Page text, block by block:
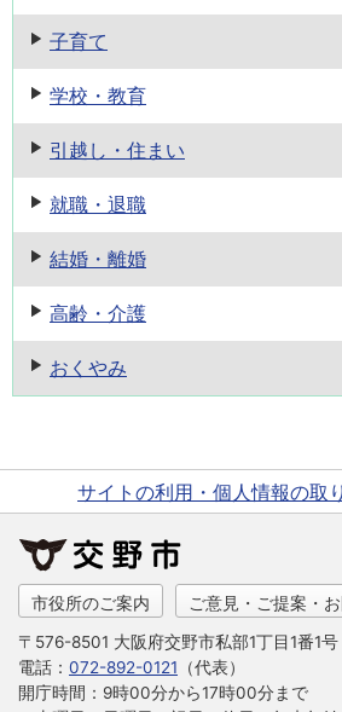
子育て
学校・教育
引越し・住まい
就職・退職
結婚・離婚
高齢・介護
おくやみ
サイトの利用・個人情報の取
市役所のご案内 ご意見・ご提案・
〒576-8501 大阪府交野市私部1丁目1番1号
電話： 072-892-0121 （代表）
開庁時間：9時00分から17時00分まで